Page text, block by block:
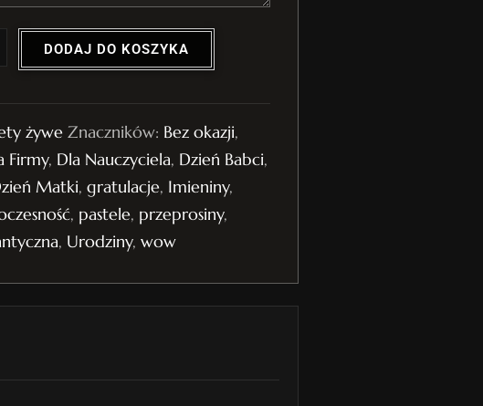
DODAJ DO KOSZYKA
żywe Znaczników: Bez okazji,
Firmy, Dla Nauczyciela, Dzień Babci,
Matki, gratulacje, Imieniny,
, pastele, przeprosiny,
, Urodziny, wow